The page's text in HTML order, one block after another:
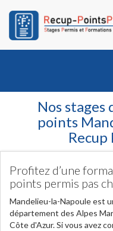
Nos
points
Profitez d’une
points permis pas
Mandelieu-la-Napoule est
département des Alpes
Côte d'Azur. Si vous avez